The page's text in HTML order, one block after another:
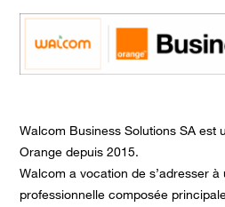
Walcom Business Solutions SA est
Orange depuis 2015.
Walcom a vocation de s’adresser à
professionnelle composée